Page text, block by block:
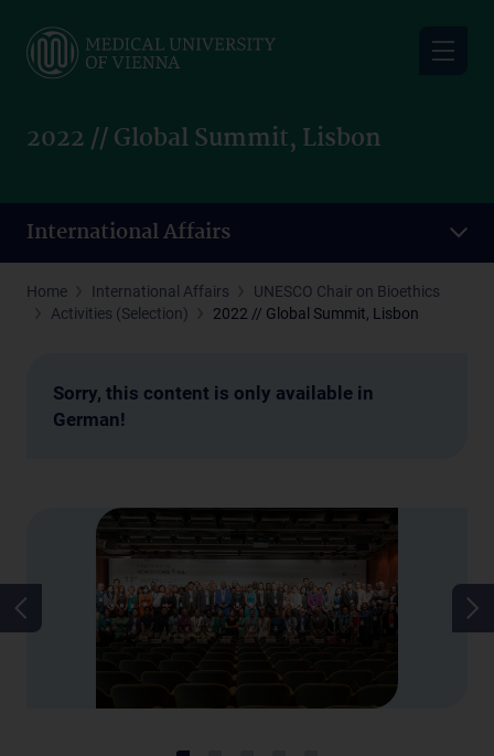
main
2022 // Global Summit, Lisbon
International Affairs
Home International Affairs
UNESCO Chair on Bioethics
Activities (Selection)
2022 // Global Summit, Lisbon
Sorry, this content is only available in
German!